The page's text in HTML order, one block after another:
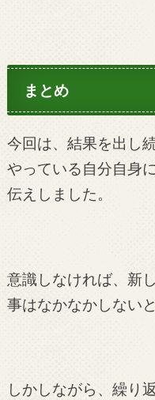
まとめ
今回は、結果を出し
やっている自分自身
伝えしました。
意識しなければ、新
事はなかなかしない
しかしながら、繰り